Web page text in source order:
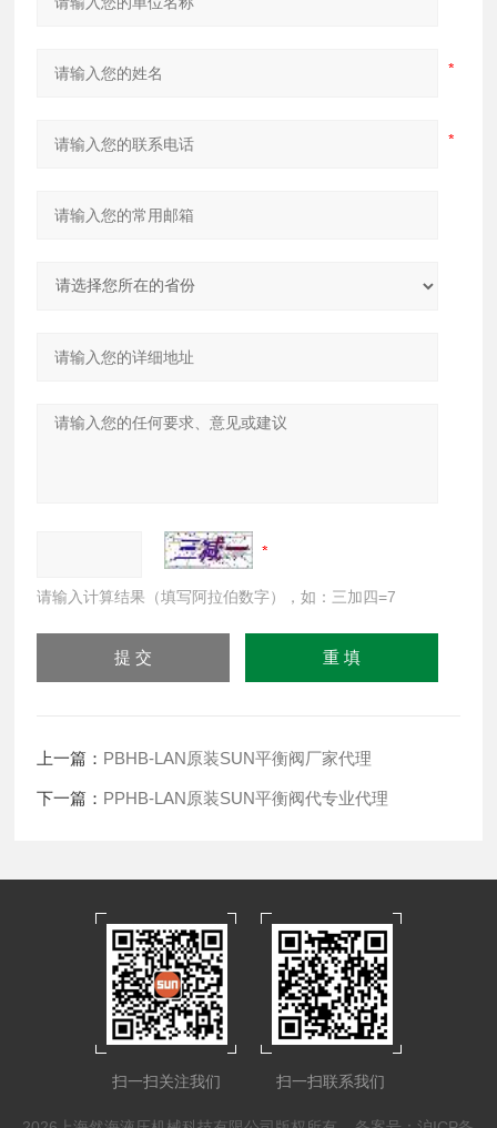
请输入计算结果（填写阿拉伯数字），如：三加四=7
上一篇： PBHB-LAN原装SUN平衡阀厂家代理
下一篇： PPHB-LAN原装SUN平衡阀代专业代理
扫一扫关注我们 扫一扫联系我们